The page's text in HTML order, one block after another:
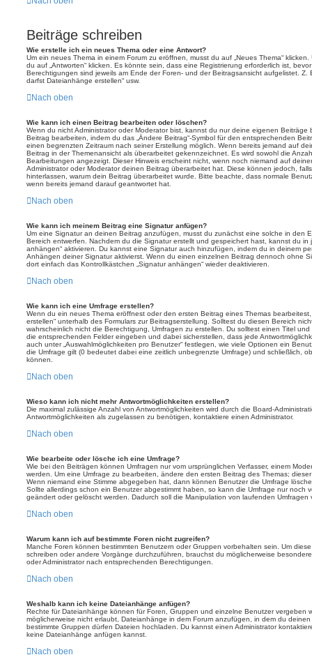
Beiträge schreiben
Wie erstelle ich ein neues Thema oder eine Antwort?
Um ein neues Thema in einem Forum zu eröffnen, musst du auf „Neues Thema“
du auf „Antworten“ klicken. Es könnte sein, dass eine Registrierung erforderlich ist,
Berechtigungen sind jeweils am Ende der Foren- und der Beitragsansicht aufgelistet. Z.
darfst Dateianhänge erstellen“ usw.
Nach oben
Wie kann ich einen Beitrag bearbeiten oder löschen?
Wenn du nicht Administrator oder Moderator bist, kannst du nur deine eigenen
Beitrag bearbeiten, indem du das „Ändere Beitrag“-Symbol für den entsprechenden
einen begrenzten Zeitraum nach seiner Erstellung möglich. Wenn bereits jemand auf
Beitrag in der Themenansicht als überarbeitet gekennzeichnet. Es wird sowohl die
Bearbeitungen angezeigt. Dieser Hinweis erscheint nicht, wenn noch niemand auf
Administrator oder Moderator deinen Beitrag überarbeitet hat. Diese können jedoch,
hinterlassen, warum dein Beitrag überarbeitet wurde. Bitte beachte, dass normale
wenn bereits jemand darauf geantwortet hat.
Nach oben
Wie kann ich meinem Beitrag eine Signatur anfügen?
Um eine Signatur an deinen Beitrag anzufügen, musst du zunächst eine solche in den
Bereich entwerfen. Nachdem du die Signatur erstellt und gespeichert hast, kannst du in
anhängen“ aktivieren. Du kannst eine Signatur auch hinzufügen, indem du in deinem
Anhängen deiner Signatur aktivierst. Wenn du einen einzelnen Beitrag dennoch ohne
dort einfach das Kontrollkästchen „Signatur anhängen“ wieder deaktivieren.
Nach oben
Wie kann ich eine Umfrage erstellen?
Wenn du ein neues Thema eröffnest oder den ersten Beitrag eines Themas
erstellen“ unterhalb des Formulars zur Beitragserstellung. Solltest du diesen Bereich
wahrscheinlich nicht die Berechtigung, Umfragen zu erstellen. Du solltest einen Titel
die entsprechenden Felder eingeben und dabei sicherstellen, dass jede
auch unter „Auswahlmöglichkeiten pro Benutzer“ festlegen, wie viele Optionen ein
die Umfrage gilt (0 bedeutet dabei eine zeitlich unbegrenzte Umfrage) und schließlich,
können.
Nach oben
Wieso kann ich nicht mehr Antwortmöglichkeiten erstellen?
Die maximal zulässige Anzahl von Antwortmöglichkeiten wird durch die Board-
Antwortmöglichkeiten als zugelassen zu benötigen, kontaktiere einen Administrator.
Nach oben
Wie bearbeite oder lösche ich eine Umfrage?
Wie bei den Beiträgen können Umfragen nur vom ursprünglichen Verfasser, einem
werden. Um eine Umfrage zu bearbeiten, ändere den ersten Beitrag des Themas;
Wenn niemand eine Stimme abgegeben hat, dann können Benutzer die Umfrage
Sollte allerdings schon ein Benutzer abgestimmt haben, so kann die Umfrage nur noch
geändert oder gelöscht werden. Dadurch soll die Manipulation von laufenden Umfragen
Nach oben
Warum kann ich auf bestimmte Foren nicht zugreifen?
Manche Foren können bestimmten Benutzern oder Gruppen vorbehalten sein. Um
schreiben oder andere Vorgänge durchzuführen, brauchst du möglicherweise
oder Administrator nach entsprechenden Berechtigungen.
Nach oben
Weshalb kann ich keine Dateianhänge anfügen?
Rechte für Dateianhänge können für Foren, Gruppen und einzelne Benutzer vergeben
möglicherweise nicht erlaubt, Dateianhänge in dem Forum anzufügen, in dem du
bestimmte Gruppen dürfen Dateien hochladen. Du kannst einen Administrator
keine Dateianhänge anfügen kannst.
Nach oben